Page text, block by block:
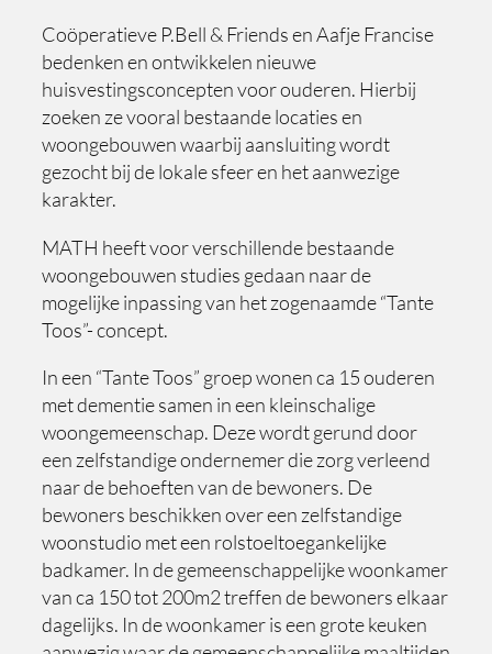
Coöperatieve P.Bell & Friends en Aafje Francise
bedenken en ontwikkelen nieuwe
huisvestingsconcepten voor ouderen. Hierbij
zoeken ze vooral bestaande locaties en
woongebouwen waarbij aansluiting wordt
gezocht bij de lokale sfeer en het aanwezige
karakter.
MATH heeft voor verschillende bestaande
woongebouwen studies gedaan naar de
mogelijke inpassing van het zogenaamde “Tante
Toos”- concept.
In een “Tante Toos” groep wonen ca 15 ouderen
met dementie samen in een kleinschalige
woongemeenschap. Deze wordt gerund door
een zelfstandige ondernemer die zorg verleend
naar de behoeften van de bewoners. De
bewoners beschikken over een zelfstandige
woonstudio met een rolstoeltoegankelijke
badkamer. In de gemeenschappelijke woonkamer
van ca 150 tot 200m2 treffen de bewoners elkaar
dagelijks. In de woonkamer is een grote keuken